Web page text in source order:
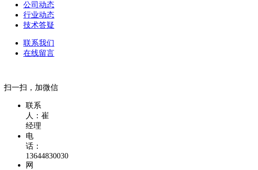
公司动态
行业动态
技术答疑
联系我们
在线留言
扫一扫，加微信
联系
人：崔
经理
电
话：
13644830030
网